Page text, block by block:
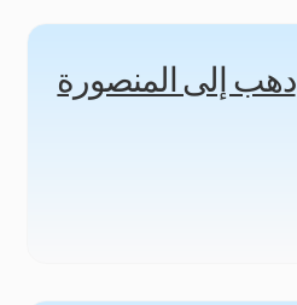
دهب إلى المنصورة